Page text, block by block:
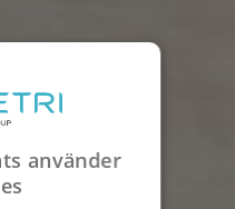
använder